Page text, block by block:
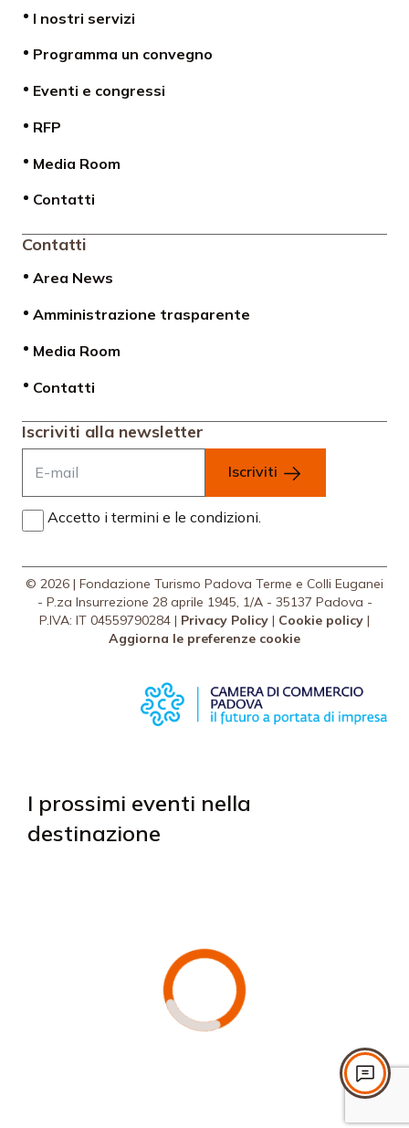
I nostri servizi
Programma un convegno
Eventi e congressi
RFP
Media Room
Contatti
Contatti
Area News
Amministrazione trasparente
Media Room
Contatti
Iscriviti alla newsletter
Iscriviti
Accetto i termini e le condizioni.
© 2026 | Fondazione Turismo Padova Terme e Colli Euganei
- P.za Insurrezione 28 aprile 1945, 1/A - 35137 Padova -
P.IVA: IT 04559790284 | Privacy Policy | Cookie policy |
Aggiorna le preferenze cookie
I prossimi eventi nella
destinazione